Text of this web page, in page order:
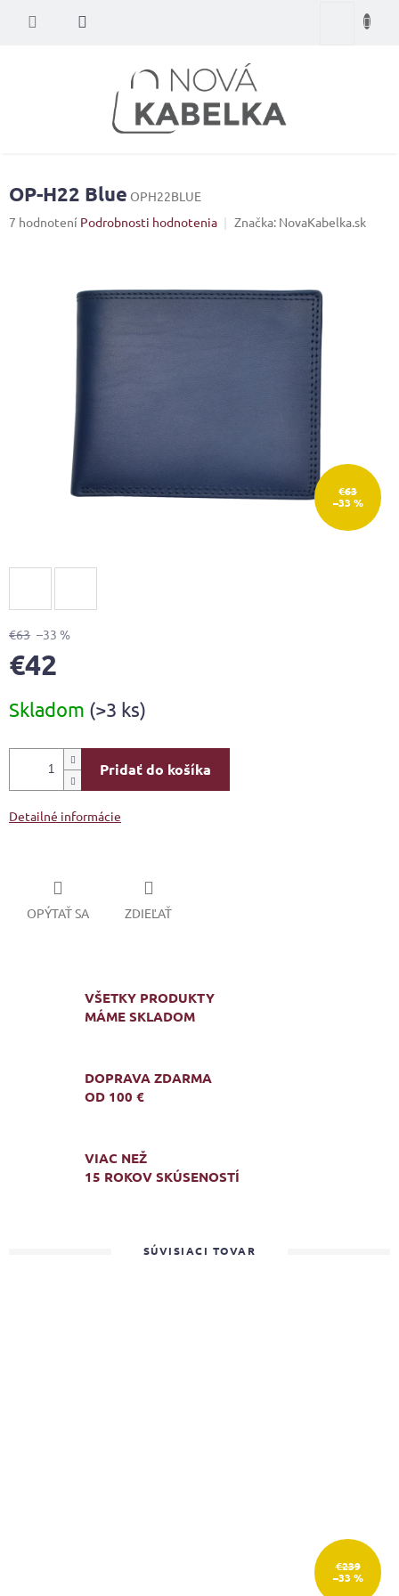
Nákupný
OP-H22 Blue OPH22BLUE
Priemerné
7 hodnotení Podrobnosti hodnotenia Značka: NovaKabelka.sk
€63
–33 %
€63 –33 %
€42
cena:
Skladom (>3 ks)
Pridať do košíka
Detailné informácie
OPÝTAŤ SA ZDIEĽAŤ
VŠETKY PRODUKTY
MÁME SKLADOM
DOPRAVA ZDARMA
OD 100 €
VIAC NEŽ
15 ROKOV SKÚSENOSTÍ
SÚVISIACI TOVAR
€239
–33 %